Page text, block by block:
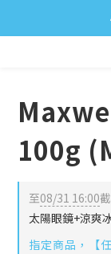
全單購
100g
至08/31 16:00
太陽眼鏡+涼爽
指定商品，【